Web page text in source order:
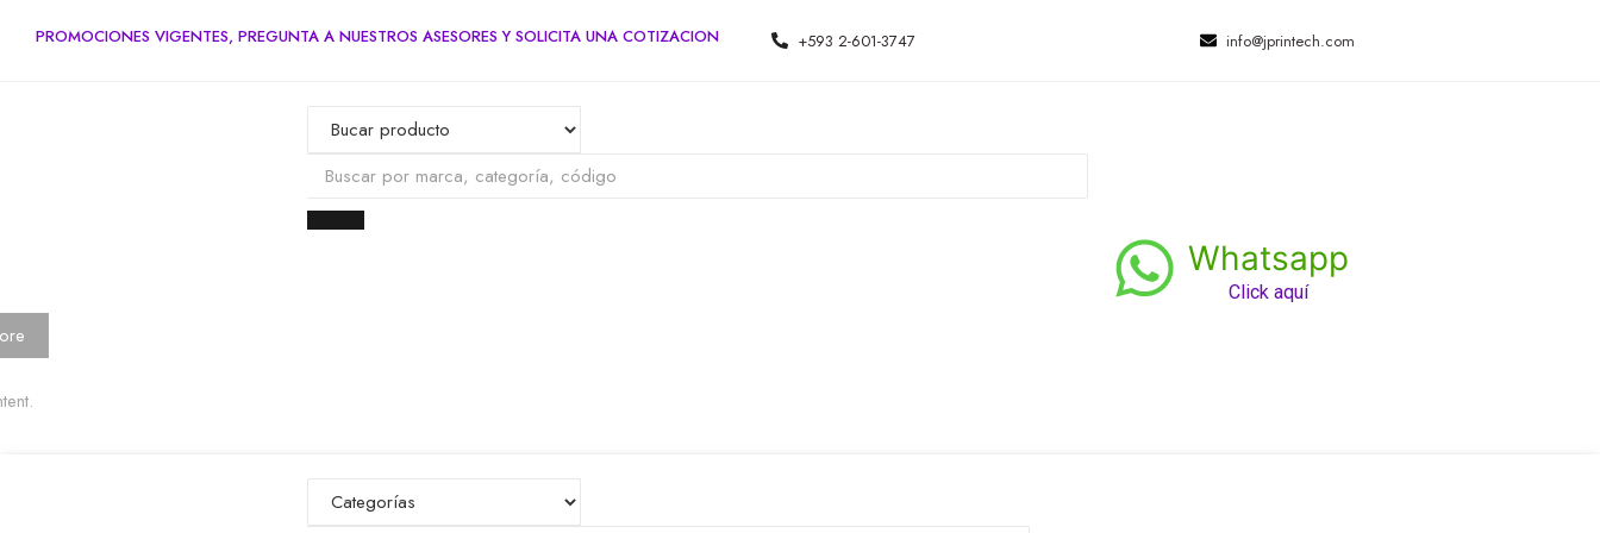
PROMOCIONES VIGENTES, PREGUNTA A NUESTROS ASESORES Y SOLICITA UNA COTIZACION +593 2-601-3747 info@jprintech.com
Whatsapp
Click aquí